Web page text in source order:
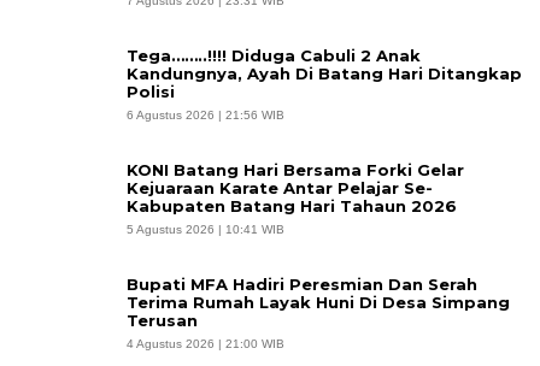
Tega……..!!!! Diduga Cabuli 2 Anak
Kandungnya, Ayah Di Batang Hari Ditangkap
Polisi
6 Agustus 2026 | 21:56 WIB
KONI Batang Hari Bersama Forki Gelar
Kejuaraan Karate Antar Pelajar Se-
Kabupaten Batang Hari Tahaun 2026
5 Agustus 2026 | 10:41 WIB
Bupati MFA Hadiri Peresmian Dan Serah
Terima Rumah Layak Huni Di Desa Simpang
Terusan
4 Agustus 2026 | 21:00 WIB